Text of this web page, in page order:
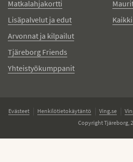
Matkalahjakortti
Lisäpalvelut ja edut
Arvonnat ja kilpailut
Tjäreborg Friends
Yhteistyökumppanit
Evästeet Henkilötietokäytäntö Ving.se
Copyright Tjäreborg,